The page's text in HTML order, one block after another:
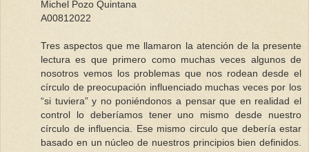
Michel Pozo Quintana
A00812022
Tres aspectos que me llamaron la atención de la presente
lectura es que primero como muchas veces algunos de
nosotros vemos los problemas que nos rodean desde el
círculo de preocupación influenciado muchas veces por los
“si tuviera” y no poniéndonos a pensar que en realidad el
control lo deberíamos tener uno mismo desde nuestro
círculo de influencia. Ese mismo circulo que debería estar
basado en un núcleo de nuestros principios bien definidos.